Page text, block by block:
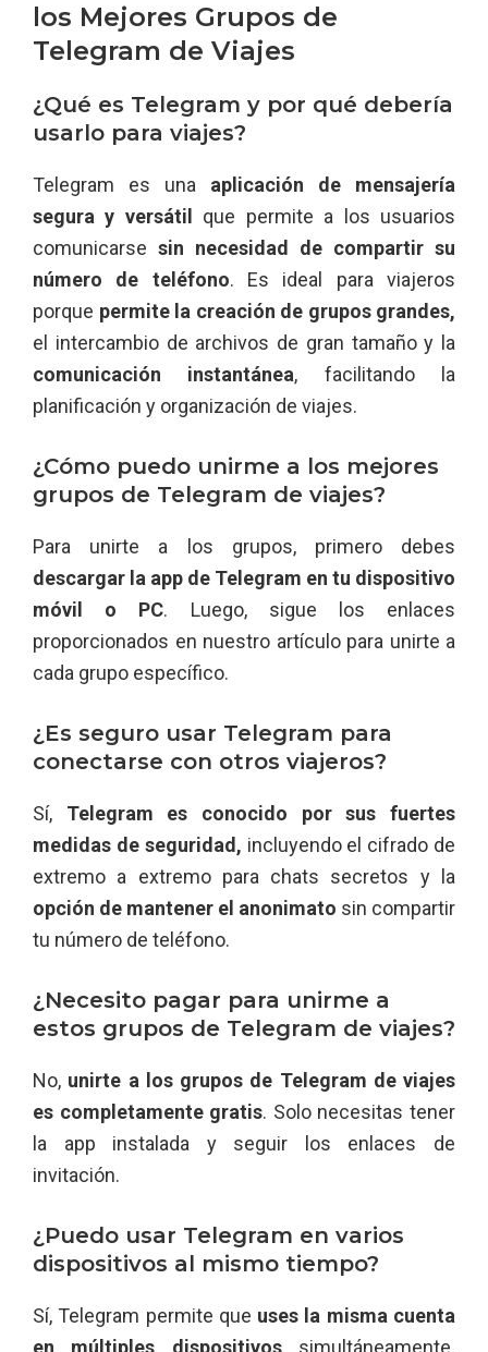
los Mejores Grupos de
Telegram de Viajes
¿Qué es Telegram y por qué debería
usarlo para viajes?
Telegram es una aplicación de mensajería
segura y versátil
que permite a los usuarios
comunicarse sin necesidad de compartir su
número de teléfono. Es ideal para viajeros
porque permite la creación de grupos grandes,
el intercambio de archivos de gran tamaño y la
comunicación instantánea, facilitando la
planificación y organización de viajes.
¿Cómo puedo unirme a los mejores
grupos de Telegram de viajes?
Para unirte a los grupos, primero debes
descargar la app de Telegram en tu dispositivo
móvil o PC. Luego, sigue los enlaces
proporcionados en nuestro artículo para unirte a
cada grupo específico.
¿Es seguro usar Telegram para
conectarse con otros viajeros?
Sí, Telegram es conocido por sus fuertes
medidas de seguridad, incluyendo el cifrado de
extremo a extremo para chats secretos y la
opción de mantener el anonimato sin compartir
tu número de teléfono.
¿Necesito pagar para unirme a
estos grupos de Telegram de viajes?
No, unirte a los grupos de Telegram de viajes
es completamente gratis. Solo necesitas tener
la app instalada y seguir los enlaces de
invitación.
¿Puedo usar Telegram en varios
dispositivos al mismo tiempo?
Sí, Telegram permite que uses la misma cuenta